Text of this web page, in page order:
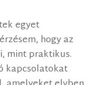
egyet
hogy az
mint praktikus.
kapcsolatokat